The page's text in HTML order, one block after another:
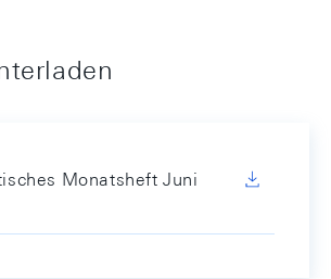
Monatsheft Juni